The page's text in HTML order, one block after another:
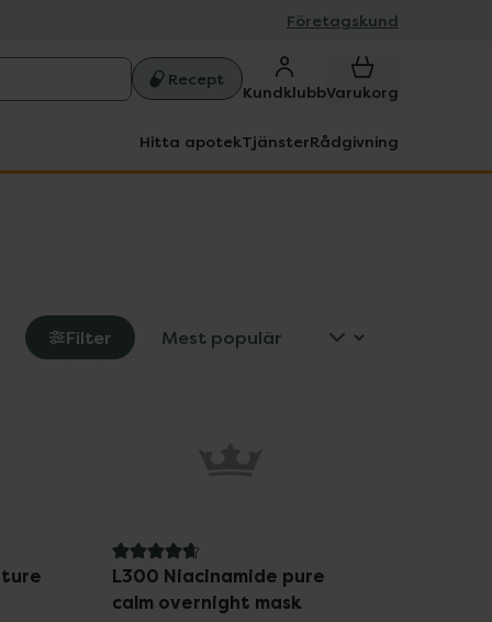
Företagskund
Recept
KundklubbVarukorg
Hitta apotekTjänsterRådgivning
Filter
4.7 av 5 i omdöme
L300 Niacinamide pure
calm overnight mask